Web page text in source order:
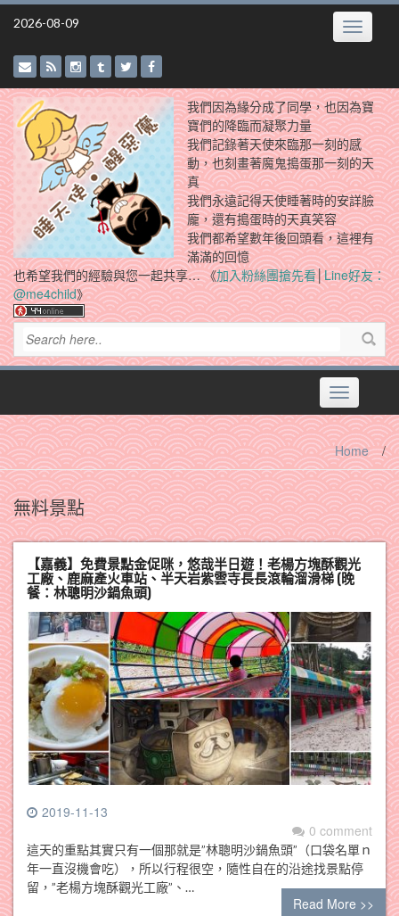
Skip
2026-08-09 Toggle
我們因為緣分成了同學，也因為寶
寶們的降臨而凝聚力量
我們記錄著天使來臨那一刻的感
動，也刻畫著魔鬼搗蛋那一刻的天
真
我們永遠記得天使睡著時的安詳臉
龐，還有搗蛋時的天真笑容
我們都希望數年後回頭看，這裡有
滿滿的回憶
也希望我們的經驗與您一起共享… 《加入粉絲團搶先看│Line好友：
@me4child》
Toggle
navigation
Home /
無料景點
【嘉義】免費景點金促咪，悠哉半日遊！老楊方塊酥觀光
工廠、鹿麻產火車站、半天岩紫雲寺長長滾輪溜滑梯 (晚
餐：林聰明沙鍋魚頭)
2019-11-13
0 comment
這天的重點其實只有一個那就是”林聰明沙鍋魚頭”（口袋名單ｎ
年一直沒機會吃），所以行程很空，隨性自在的沿途找景點停
留，”老楊方塊酥觀光工廠”、…
Read More >>